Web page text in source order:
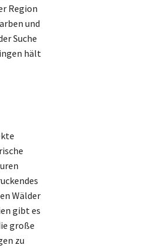
Region
und
Suche
hält
Wälder
gibt es
große
zu